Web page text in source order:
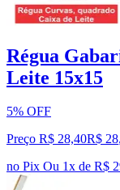
Régua
Leite 15x15
5% OFF
Preço R$ 28,40R$ 28,
no Pix Ou 1x de R$